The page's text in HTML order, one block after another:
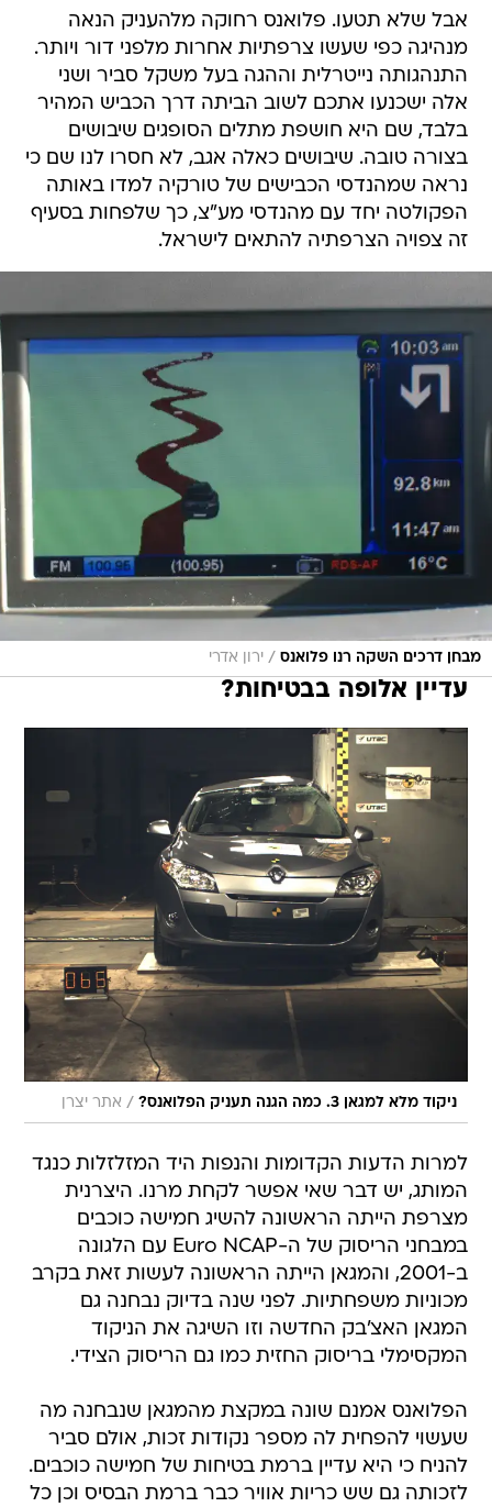
אבל שלא תטעו. פלואנס רחוקה מלהעניק הנאה
מנהיגה כפי שעשו צרפתיות אחרות מלפני דור ויותר.
התנהגותה נייטרלית וההגה בעל משקל סביר ושני
אלה ישכנעו אתכם לשוב הביתה דרך הכביש המהיר
בלבד, שם היא חושפת מתלים הסופגים שיבושים
בצורה טובה. שיבושים כאלה אגב, לא חסרו לנו שם כי
נראה שמהנדסי הכבישים של טורקיה למדו באותה
הפקולטה יחד עם מהנדסי מע"צ, כך שלפחות בסעיף
זה צפויה הצרפתיה להתאים לישראל.
מבחן דרכים השקה רנו פלואנס / ירון אדרי
עדיין אלופה בבטיחות?
ניקוד מלא למגאן 3. כמה הגנה תעניק הפלואנס? / אתר יצרן
למרות הדעות הקדומות והנפות היד המזלזלות כנגד
המותג, יש דבר שאי אפשר לקחת מרנו. היצרנית
מצרפת הייתה הראשונה להשיג חמישה כוכבים
במבחני הריסוק של ה-Euro NCAP עם הלגונה
ב-2001, והמגאן הייתה הראשונה לעשות זאת בקרב
מכוניות משפחתיות. לפני שנה בדיוק נבחנה גם
המגאן האצ'בק החדשה וזו השיגה את הניקוד
המקסימלי בריסוק החזית כמו גם הריסוק הצידי.
הפלואנס אמנם שונה במקצת מהמגאן שנבחנה מה
שעשוי להפחית לה מספר נקודות זכות, אולם סביר
להניח כי היא עדיין ברמת בטיחות של חמישה כוכבים.
לזכותה גם שש כריות אוויר כבר ברמת הבסיס וכן כל